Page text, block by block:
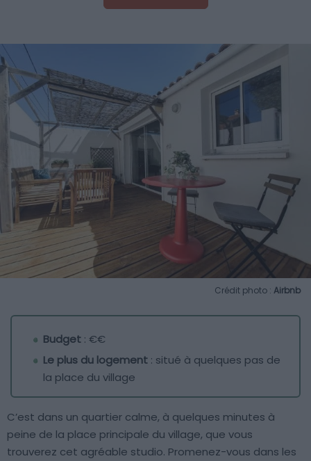
Crédit photo : Airbnb
Budget : €€
Le plus du logement : situé à quelques pas de
la place du village
C’est dans un quartier calme, à quelques minutes à
peine de la place principale du village, que vous
trouverez cet agréable studio. Promenez-vous dans les